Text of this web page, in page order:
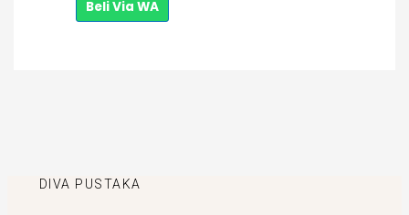
Beli Via WA
DIVA PUSTAKA